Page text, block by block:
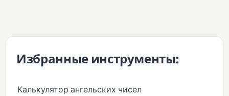
Избранные инструменты:
Калькулятор ангельских чисел